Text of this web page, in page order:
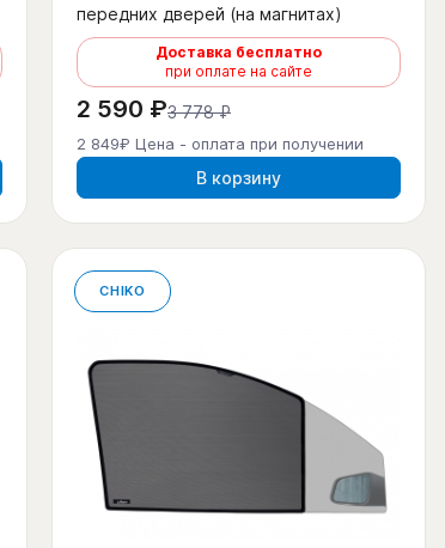
передних дверей (на магнитах)
Доставка бесплатно
при оплате на сайте
2 590 ₽3 778 ₽
2 849₽ Цена - оплата при получении
В корзину
CHIKO